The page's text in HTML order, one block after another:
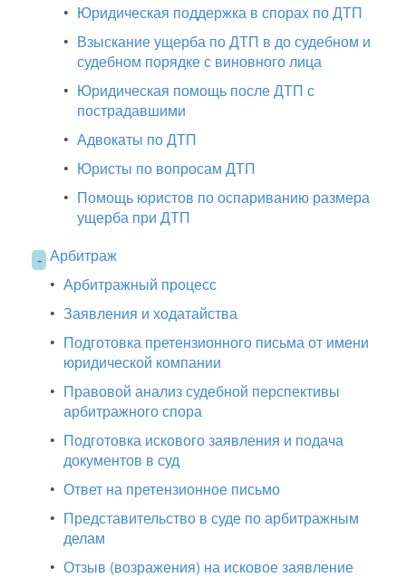
• Юридическая поддержка в спорах по ДТП
• Взыскание ущерба по ДТП в до судебном и
судебном порядке с виновного лица
• Юридическая помощь после ДТП с
пострадавшими
• Адвокаты по ДТП
• Юристы по вопросам ДТП
• Помощь юристов по оспариванию размера
ущерба при ДТП
- Арбитраж
• Арбитражный процесс
• Заявления и ходатайства
• Подготовка претензионного письма от имени
юридической компании
• Правовой анализ судебной перспективы
арбитражного спора
• Подготовка искового заявления и подача
документов в суд
• Ответ на претензионное письмо
• Представительство в суде по арбитражным
делам
• Отзыв (возражения) на исковое заявление